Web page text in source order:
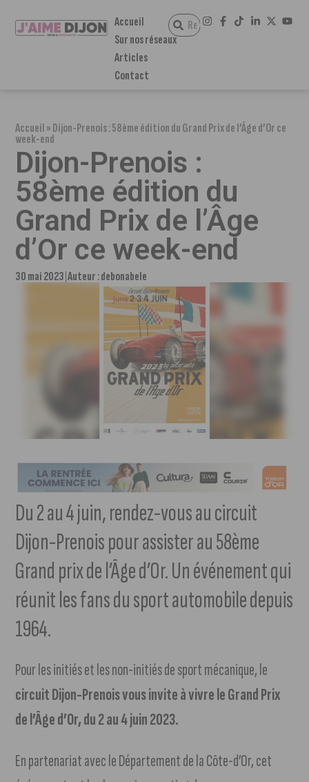
Accueil
Sur nos réseaux
Articles
Contact
Accueil»Dijon-Prenois : 58ème édition du Grand Prix de l’Âge d’Or ce
week-end
Dijon-Prenois :
58ème édition du
Grand Prix de l’Âge
d’Or ce week-end
30 mai 2023 Auteur :debonabele
Du 2 au 4 juin, rendez-vous au circuit
Dijon-Prenois pour assister au 58ème
Grand prix de l’Âge d’Or. Un événement qui
réunit les fans du sport automobile depuis
1964.
Pour les initiés et les non-initiés de sport mécanique, le
circuit Dijon-Prenois vous invite à vivre le Grand Prix
de l’Âge d’Or, du 2 au 4 juin 2023.
En partenariat avec le Département de la Côte-d’Or, cet